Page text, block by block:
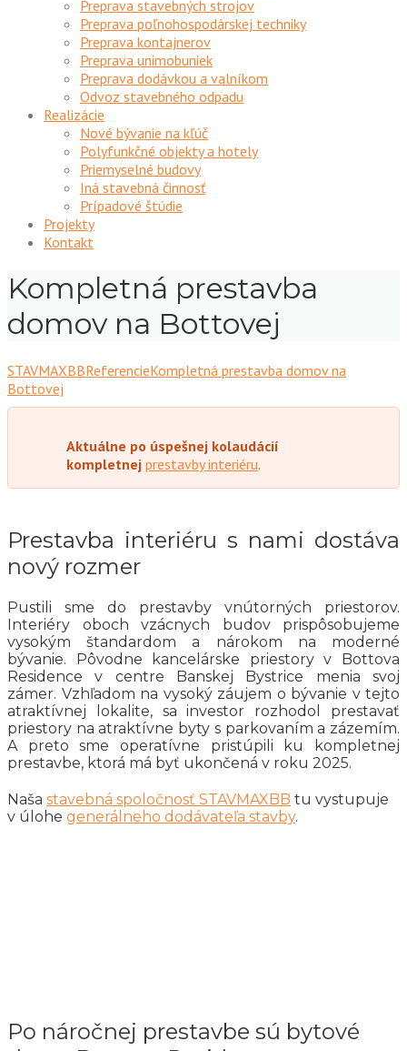
Preprava stavebných strojov
Preprava poľnohospodárskej techniky
Preprava kontajnerov
Preprava unimobuniek
Preprava dodávkou a valníkom
Odvoz stavebného odpadu
Realizácie
Nové bývanie na kľúč
Polyfunkčné objekty a hotely
Priemyselné budovy
Iná stavebná činnosť
Prípadové štúdie
Projekty
Kontakt
Kompletná prestavba
domov na Bottovej
STAVMAXBBReferencieKompletná prestavba domov na
Bottovej
Aktuálne po úspešnej kolaudácií
kompletnej prestavby interiéru.
Prestavba interiéru s nami dostáva
nový rozmer
Pustili sme do prestavby vnútorných priestorov.
Interiéry oboch vzácnych budov prispôsobujeme
vysokým štandardom a nárokom na moderné
bývanie. Pôvodne kancelárske priestory v Bottova
Residence v centre Banskej Bystrice menia svoj
zámer. Vzhľadom na vysoký záujem o bývanie v tejto
atraktívnej lokalite, sa investor rozhodol prestavať
priestory na atraktívne byty s parkovaním a zázemím.
A preto sme operatívne pristúpili ku kompletnej
prestavbe, ktorá má byť ukončená v roku 2025.
Naša stavebná spoločnosť STAVMAXBB tu vystupuje
v úlohe generálneho dodávateľa stavby.
Po náročnej prestavbe sú bytové